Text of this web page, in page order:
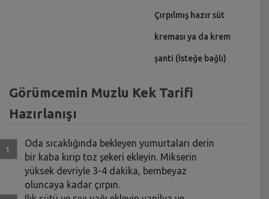
Çırpılmış hazır süt
kreması ya da krem
şanti (İsteğe bağlı)
Görümcemin Muzlu Kek Tarifi
Hazırlanışı
Oda sıcaklığında bekleyen yumurtaları derin
bir kaba kırıp toz şekeri ekleyin. Mikserin
yüksek devriyle 3-4 dakika, bembeyaz
oluncaya kadar çırpın.